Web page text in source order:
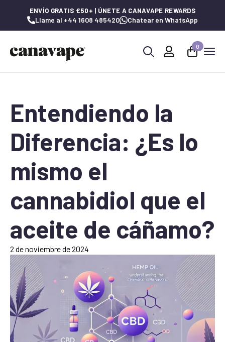
ENVÍO GRATIS £50+ | ÚNETE A CANAVAPE REWARDS
Llame al +44 1608 485420 Chatear en WhatsApp
0
Entendiendo la
Diferencia: ¿Es lo
mismo el
cannabidiol que el
aceite de cáñamo?
2 de noviembre de 2024